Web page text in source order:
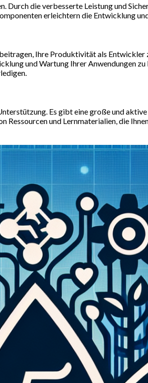
die verbesserte Leistung und
erleichtern die Entwicklung
Ihre Produktivität als Entwickler
und Wartung Ihrer Anwendungen zu
Es gibt eine große und
und Lernmaterialien, die